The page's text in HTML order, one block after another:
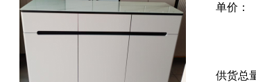
单价：
供货总